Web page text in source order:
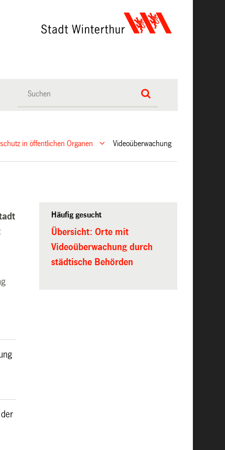
in öffentlichen Organen Videoüberwachung
Häufig gesucht
Übersicht: Orte mit
Videoüberwachung durch
städtische Behörden